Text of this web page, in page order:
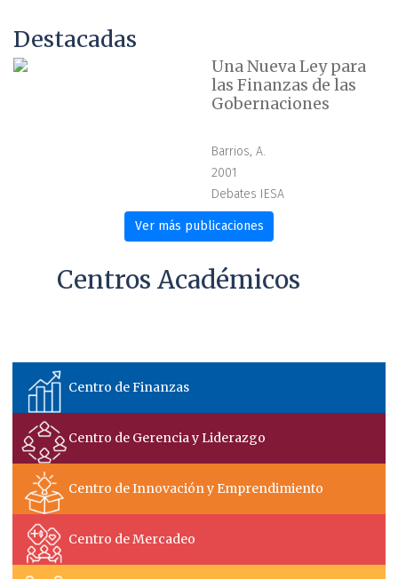
Destacadas
Una Nueva Ley para
las Finanzas de las
Gobernaciones
Barrios, A.
2001
Debates IESA
Ver más publicaciones
Centros Académicos
Centro de Finanzas
Centro de Gerencia y Liderazgo
Centro de Innovación y Emprendimiento
Centro de Mercadeo